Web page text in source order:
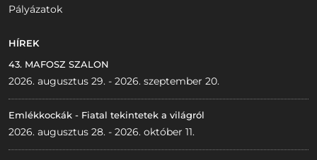
Pályázatok
HÍREK
43. MAFOSZ SZALON
2026. augusztus 29. - 2026. szeptember 20.
Emlékkockák - Fiatal tekintetek a világról
2026. augusztus 28. - 2026. október 11.